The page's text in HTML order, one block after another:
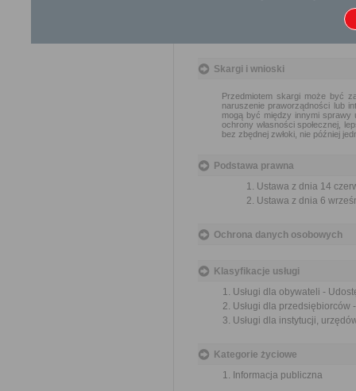
W przypadku decyzji o
udostępnienie informacji
Skargi i wnioski
Przedmiotem skargi może być
naruszenie praworządności lub
mogą być między innymi sprawy
ochrony własności społecznej,
bez zbędnej zwłoki, nie później
Podstawa prawna
Ustawa z dnia 14
Ustawa z dnia 6
Ochrona danych osobowych
Klasyfikacje usługi
Usługi dla obywateli -
Usługi dla
Usługi dla instytucji,
Kategorie życiowe
Informacja publiczna